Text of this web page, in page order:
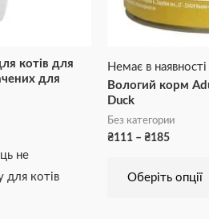
котів для
для
не
для котів
Немає в наявності
Вологий корм
Duck
Без категории
₴111 – ₴185
Оберіть опції